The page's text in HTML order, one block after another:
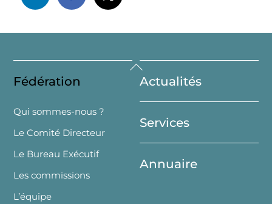
Back
To
Top
Fédération
Qui sommes-nous ?
Le Comité Directeur
Le Bureau Exécutif
Les commissions
L’équipe
Actualités
Services
Annuaire